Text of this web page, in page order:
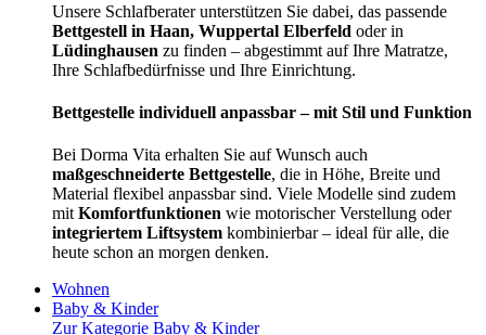
Unsere Schlafberater unterstützen Sie dabei, das passende
Bettgestell in Haan, Wuppertal Elberfeld oder in
Lüdinghausen zu finden – abgestimmt auf Ihre Matratze,
Ihre Schlafbedürfnisse und Ihre Einrichtung.
Bettgestelle individuell anpassbar – mit Stil und Funktion
Bei Dorma Vita erhalten Sie auf Wunsch auch
maßgeschneiderte Bettgestelle, die in Höhe, Breite und
Material flexibel anpassbar sind. Viele Modelle sind zudem
mit Komfortfunktionen wie motorischer Verstellung oder
integriertem Liftsystem kombinierbar – ideal für alle, die
heute schon an morgen denken.
Wohnen
Baby & Kinder
Zur Kategorie Baby & Kinder